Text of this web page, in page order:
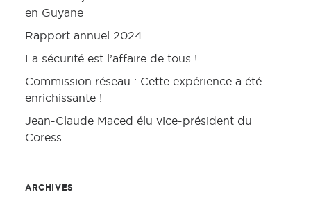
en Guyane
Rapport annuel 2024
La sécurité est l’affaire de tous !
Commission réseau : Cette expérience a été
enrichissante !
Jean-Claude Maced élu vice-président du
Coress
ARCHIVES